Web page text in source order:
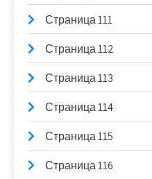
Страница 111
Страница 112
Страница 113
Страница 114
Страница 115
Страница 116